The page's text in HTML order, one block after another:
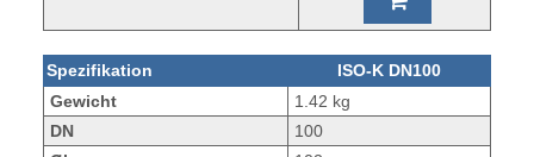
Spezifikation
ISO-K DN100
Gewicht
1.42 kg
DN
100